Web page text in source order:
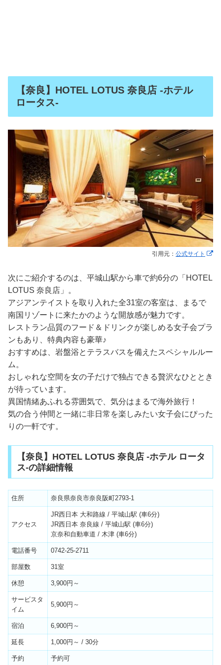
【奈良】HOTEL LOTUS 奈良店 -ホテル
ロータス-
引用元： 公式サイト
次にご紹介するのは、平城山駅から車で約6分の「HOTEL
LOTUS 奈良店」。
アジアンテイストを取り入れた全31室の客室は、まるで
南国リゾートに来たかのような開放感が魅力です。
レストラン品質のフード＆ドリンクが楽しめる女子会プラ
ンもあり、特典内容も豪華♪
おすすめは、岩盤浴とテラスバスを備えたスペシャルルー
ム。
おしゃれな空間を女の子だけで独占できる贅沢なひととき
が待っています。
異国情緒あふれる雰囲気で、気分はまるで海外旅行！
気の合う仲間と一緒に非日常を楽しみたい女子会にぴった
りの一軒です。
【奈良】HOTEL LOTUS 奈良店 -ホテル ロータ
ス-の詳細情報
住所 奈良県奈良市奈良阪町2793-1
アクセス
JR西日本 大和路線 / 平城山駅 (車6分)
JR西日本 奈良線 / 平城山駅 (車6分)
京奈和自動車道 / 木津 (車6分)
電話番号 0742-25-2711
部屋数 31室
休憩 3,900円～
サービスタ
イム
5,900円～
宿泊 6,900円～
延長 1,000円～ / 30分
予約 予約可